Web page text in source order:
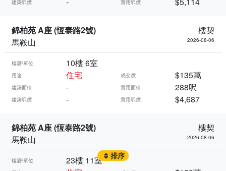
建築呎價 實用呎價
錦柏苑 A座 (恆泰路2號)
樓契
馬鞍山
2026-08-06
樓層/單位 10樓 6室
用途 住宅 成交價 $135萬
建築面積 - 實用面積 288呎
建築呎價 - 實用呎價 $4,687
錦柏苑 A座 (恆泰路2號)
樓契
馬鞍山
2026-08-06
樓層/單位 23樓 11室 排序